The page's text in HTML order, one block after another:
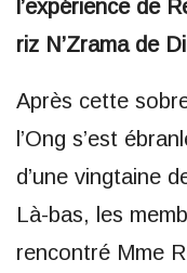
l’expérience de
riz N’Zrama de
Après cette
l’Ong s’est
d’une vingtaine
Là-bas, les
rencontré Mme